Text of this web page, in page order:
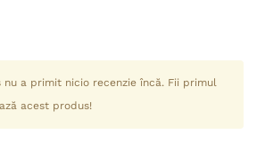
nu a primit nicio recenzie încă. Fii primul
acest produs!